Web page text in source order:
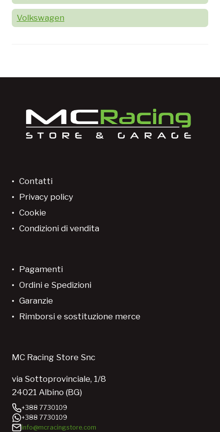
Volkswagen
Contatti
Privacy policy
Cookie
Condizioni di vendita
Pagamenti
Ordini e Spedizioni
Garanzie
Rimborsi e sostituzione merce
MC Racing Store Snc
via Sottoprovinciale, 1/8
24021 Albino (BG)
+388 7730109
+388 7730109
info@mcracingstore.com